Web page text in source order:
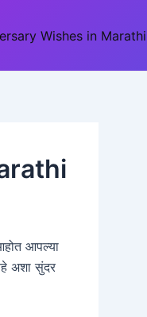
Wishes in Marathi
आपल्या
अशा सुंदर